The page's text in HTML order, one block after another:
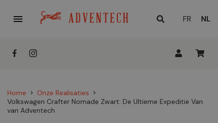
 FR NL
Home chevron_right Onze Realisaties chevron_right
Volkswagen Crafter Nomade Zwart: De Ultieme Expeditie Van
van Adventech